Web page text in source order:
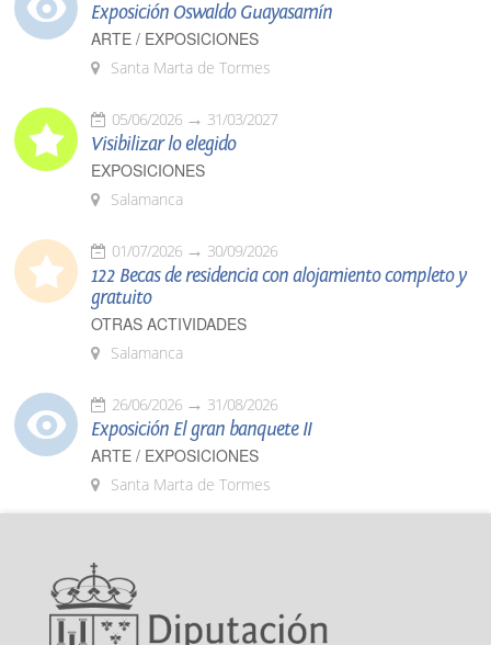
Exposición Oswaldo Guayasamín
ARTE / EXPOSICIONES
Santa Marta de Tormes
05/06/2026 31/03/2027
Visibilizar lo elegido
EXPOSICIONES
Salamanca
01/07/2026 30/09/2026
122 Becas de residencia con alojamiento completo y
gratuito
OTRAS ACTIVIDADES
Salamanca
26/06/2026 31/08/2026
Exposición El gran banquete II
ARTE / EXPOSICIONES
Santa Marta de Tormes